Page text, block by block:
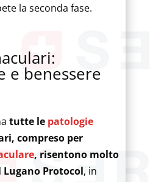
la seconda fase.
e benessere
tutte le patologie
compreso per
, risentono molto
Protocol, in